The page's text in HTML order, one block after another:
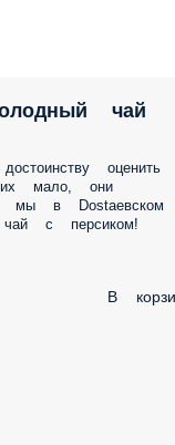
чай
оценить
мало, они
мы в Dostaевском
с персиком!
В